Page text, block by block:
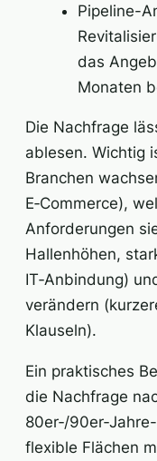
Pipeline-
das
Monaten
Die Nachfrage
ablesen. Wichtig
Branchen
E‑Commerce),
Anforderungen
Hallenhöhen,
IT‑Anbindung)
verändern
Klauseln).
Ein praktisches
die Nachfrage
80er‑/
flexible Flächen